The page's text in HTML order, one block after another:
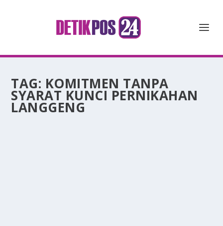
TAG: KOMITMEN TANPA
SYARAT KUNCI PERNIKAHAN
LANGGENG